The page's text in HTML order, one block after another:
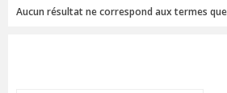
Aucun résultat ne correspond aux termes